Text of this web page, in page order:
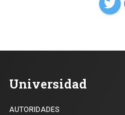
Universidad
AUTORIDADES